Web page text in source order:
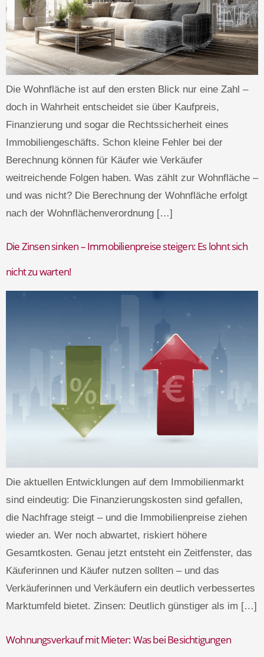
Die Wohnfläche ist auf den ersten Blick nur eine Zahl –
doch in Wahrheit entscheidet sie über Kaufpreis,
Finanzierung und sogar die Rechtssicherheit eines
Immobiliengeschäfts. Schon kleine Fehler bei der
Berechnung können für Käufer wie Verkäufer
weitreichende Folgen haben. Was zählt zur Wohnfläche –
und was nicht? Die Berechnung der Wohnfläche erfolgt
nach der Wohnflächenverordnung […]
Die Zinsen sinken – Immobilienpreise steigen: Es lohnt sich
nicht zu warten!
Die aktuellen Entwicklungen auf dem Immobilienmarkt
sind eindeutig: Die Finanzierungskosten sind gefallen,
die Nachfrage steigt – und die Immobilienpreise ziehen
wieder an. Wer noch abwartet, riskiert höhere
Gesamtkosten. Genau jetzt entsteht ein Zeitfenster, das
Käuferinnen und Käufer nutzen sollten – und das
Verkäuferinnen und Verkäufern ein deutlich verbessertes
Marktumfeld bietet. Zinsen: Deutlich günstiger als im […]
Wohnungsverkauf mit Mieter: Was bei Besichtigungen